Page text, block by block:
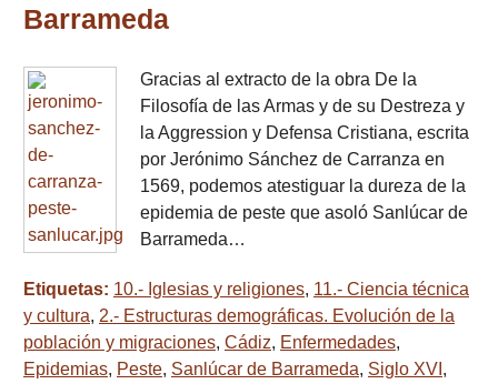
Barrameda
Gracias al extracto de la obra De la
Filosofía de las Armas y de su Destreza y
la Aggression y Defensa Cristiana, escrita
por Jerónimo Sánchez de Carranza en
1569, podemos atestiguar la dureza de la
epidemia de peste que asoló Sanlúcar de
Barrameda…
Etiquetas: 10.- Iglesias y religiones, 11.- Ciencia técnica
y cultura, 2.- Estructuras demográficas. Evolución de la
población y migraciones, Cádiz, Enfermedades,
Epidemias, Peste, Sanlúcar de Barrameda, Siglo XVI ,